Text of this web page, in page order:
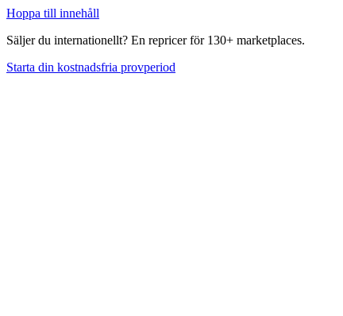
Hoppa till innehåll
Säljer du internationellt? En repricer för 130+ marketplaces.
Starta din kostnadsfria provperiod